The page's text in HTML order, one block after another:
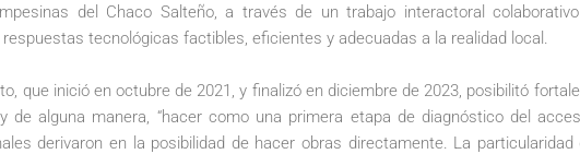
del Chaco Salteño, a través de un trabajo interactoral
tecnológicas factibles, eficientes y adecuadas a la realidad local.
que inició en octubre de 2021, y finalizó en diciembre de 2023, posibilitó
de alguna manera, “hacer como una primera etapa de diagnóstico del
derivaron en la posibilidad de hacer obras directamente. La